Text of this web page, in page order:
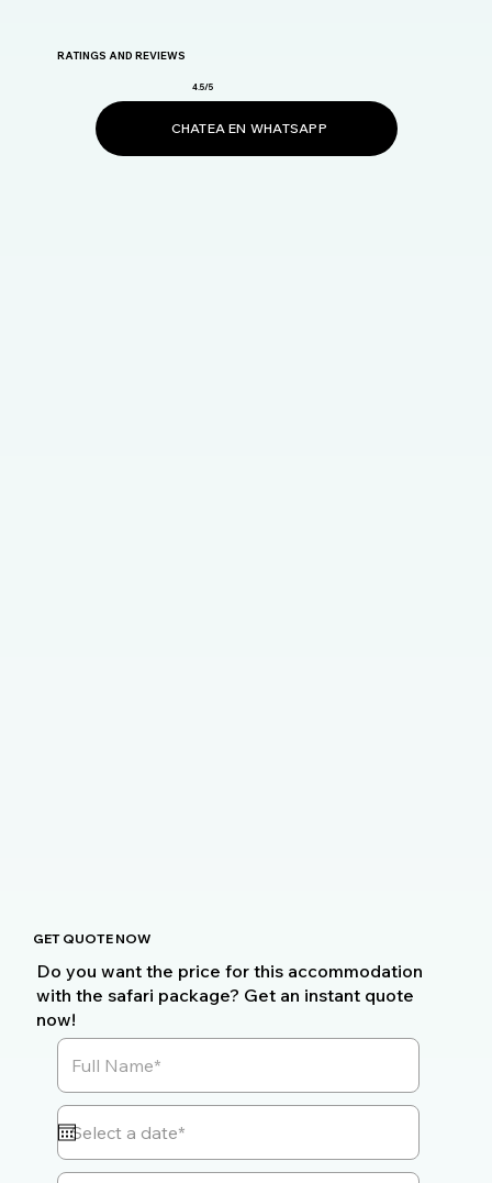
RATINGS AND REVIEWS
4.5/5
CHATEA EN WHATSAPP
GET QUOTE NOW
Do you want the price for this accommodation
with the safari package? Get an instant quote
now!